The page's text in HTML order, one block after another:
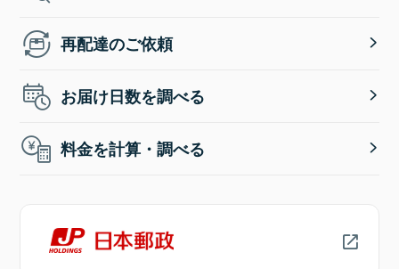
再配達のご依頼
お届け日数を調べる
料金を計算・調べる